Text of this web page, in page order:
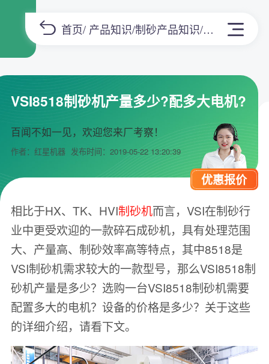
首页/ 产品知识/制砂产品知识/正文
VSI8518制砂机产量多少?配多大电机?
百闻不如一见，欢迎您来厂考察！
作者：红星机器 发布时间：2019-05-22 13:20:39
优惠报价
相比于HX、TK、HVI制砂机而言，VSI在制砂行
业中更受欢迎的一款碎石成砂机，具有处理范围
大、产量高、制砂效率高等特点，其中8518是
VSI制砂机需求较大的一款型号，那么VSI8518制
砂机产量是多少？选购一台VSI8518制砂机需要
配置多大的电机？设备的价格是多少？关于这些
的详细介绍，请看下文。